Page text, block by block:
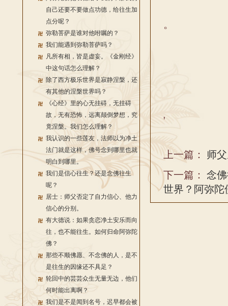
自己还要不要做点功德，给往生加
点分呢？
弥勒菩萨是谁对他咐嘱的？
我们能遇到弥勒菩萨吗？
凡所有相，皆是虚妄。《金刚经》
中这句话怎么理解？
除了西方极乐世界是寂静涅槃，还
有其他的涅槃世界吗？
《心经》里的心无挂碍，无挂碍
故，无有恐怖，远离颠倒梦想，究
竟涅槃。我们怎么理解？
我认识的一些莲友，法师以为净土
法门就是这样，佛号念到哪里也就
明白到哪里。
我们是信心往生？还是念佛往生
呢？
居士：师父否定了自力信心、他力
信心的分别。
有大德说：如果贪恋净土安乐而向
往，也不能往生。如何归命阿弥陀
佛？
那些不顺佛愿、不念佛的人，是不
是往生的因缘还不具足？
轮回中的芸芸众生无量无边，他们
何时能出离啊？
我们是不是闻到名号，迟早都会被
。
'
上一篇： 师
下一篇： 念
世界？阿弥陀